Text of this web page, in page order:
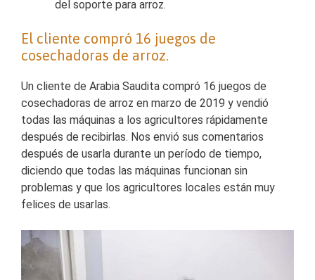
del soporte para arroz.
El cliente compró 16 juegos de
cosechadoras de arroz.
Un cliente de Arabia Saudita compró 16 juegos de
cosechadoras de arroz en marzo de 2019 y vendió
todas las máquinas a los agricultores rápidamente
después de recibirlas. Nos envió sus comentarios
después de usarla durante un período de tiempo,
diciendo que todas las máquinas funcionan sin
problemas y que los agricultores locales están muy
felices de usarlas.